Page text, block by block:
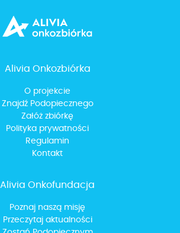
Alivia Onkozbiórka
O projekcie
Znajdź Podopiecznego
Załóż zbiórkę
Polityka prywatności
Regulamin
Kontakt
Alivia Onkofundacja
Poznaj naszą misję
Przeczytaj aktualności